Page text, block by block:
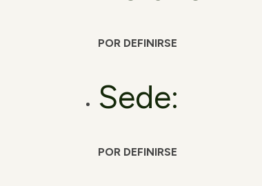
POR DEFINIRSE
Sede:
POR DEFINIRSE